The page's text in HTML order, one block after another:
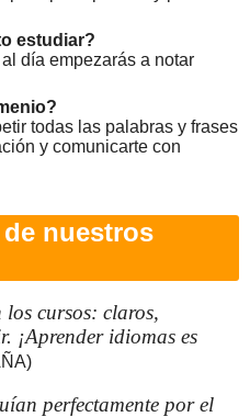
estudiar?
día empezarás a notar
todas las palabras y frases
y comunicarte con
nuestros
los cursos: claros,
¡Aprender idiomas es
perfectamente por el